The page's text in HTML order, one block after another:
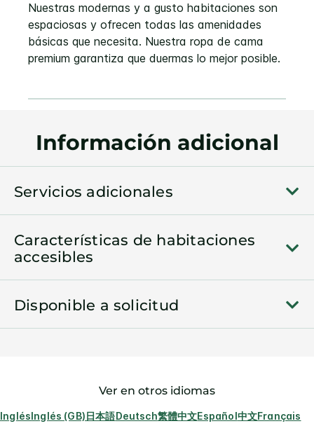
Nuestras modernas y a gusto habitaciones son
espaciosas y ofrecen todas las amenidades
básicas que necesita. Nuestra ropa de cama
premium garantiza que duermas lo mejor posible.
Información adicional
Servicios adicionales
Características de habitaciones
accesibles
Disponible a solicitud
Ver en otros idiomas
InglésInglés (GB)日本語Deutsch繁體中文Español中文Français